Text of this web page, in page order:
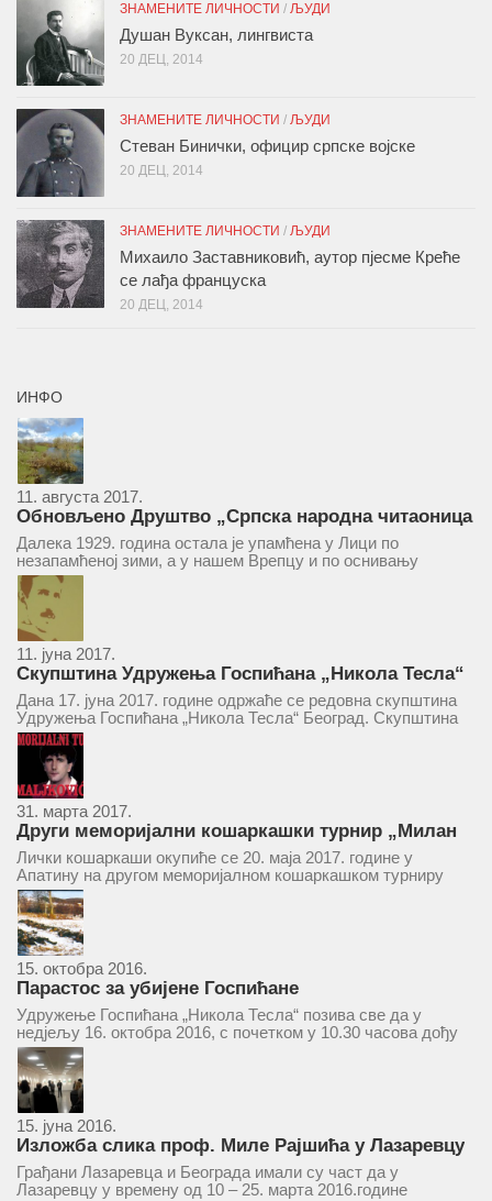
ЗНАМЕНИТЕ ЛИЧНОСТИ / ЉУДИ
Душан Вуксан, лингвиста
20 ДЕЦ, 2014
ЗНАМЕНИТЕ ЛИЧНОСТИ / ЉУДИ
Стеван Бинички, официр српске војске
20 ДЕЦ, 2014
ЗНАМЕНИТЕ ЛИЧНОСТИ / ЉУДИ
Михаило Заставниковић, аутор пјесме Креће
се лађа француска
20 ДЕЦ, 2014
ИНФО
11. августа 2017.
Обновљено Друштво „Српска народна читаоница
и књижница“ у Врепцу
Далека 1929. година остала је упамћена у Лици по
незапамћеној зими, а у нашем Врепцу и по оснивању
Друштва „Српска народна читаоница и књижница у
Врепцу“. Потакнути потребом за културним и духовним
уздизањем група...
11. јуна 2017.
Скупштина Удружења Госпићана „Никола Тесла“
у суботу 17. јуна 2017.
Дана 17. јуна 2017. године одржаће се редовна скупштина
Удружења Госпићана „Никола Тесла“ Београд. Скупштина
ће се одржати у простору ресторана „Тесла“, Савски трг бр.
9 Београд, у 11 часова. За Скупштину је предложен...
31. марта 2017.
Други меморијални кошаркашки турнир „Милан
Маљковић Маљак“ у Апатину 20. маја 2017.
Лички кошаркаши окупиће се 20. маја 2017. године у
Апатину на другом меморијалном кошаркашком турниру
„Милан Маљковић Маљак“. Као и прошле године,
учествоваће екипе Госпића, Личког Осика, Плашког, као и
комбинована екипа кошаркаша из...
15. октобра 2016.
Парастос за убијене Госпићане
Удружење Госпићана „Никола Тесла“ позива све да у
недјељу 16. октобра 2016, с почетком у 10.30 часова дођу
у цркву Светог оца Николаја у Борчи (Улица Вука Караџића
1), гдје ће бити служен парастос за...
15. јуна 2016.
Изложба слика проф. Миле Рајшића у Лазаревцу
Грађани Лазаревца и Београда имали су част да у
Лазаревцу у времену од 10 – 25. марта 2016.године